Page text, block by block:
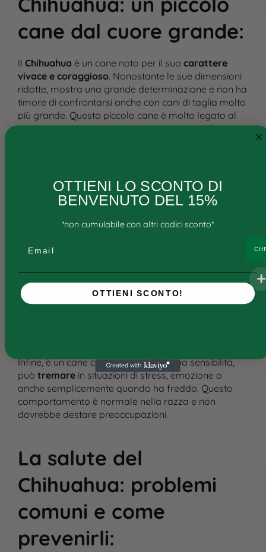
Cane
Gatto
Ricette personalizzate
FAQs
Chi siamo
cane dal cuore grande:
Il Chihuahua è un cane noto per il suo carattere
vivace e coraggioso. Nonostante le sue dimensioni
ridotte, mostra una grande determinazione e non ha
timore di confrontarsi anche con cani di taglia molto
più grande. Questo piccolo cane è molto legato al
suo padrone e tende a creare un rapporto di
presenza di estranei con il suo abbaiare deciso​.
Il Chihuahua ha unapersonalità affettuosae
desidera trascorrere molto tempo in compagnia del
suo proprietario. Tuttavia, può essere un po’
diffidente verso gli estranei, un tratto che lo rende
facilmente alla convivenza con altri animali,
soprattutto se cresciuto insieme a loro fin dalla
tenera età.
Infine, è un cane che, a causa della sua sensibilità,
può tremarein situazioni di stress, emozione o
anche semplicemente quando ha freddo. Questo
comportamento è normale nella razza e non
dovrebbe destare preoccupazioni.
La salute del
Chihuahua: problemi
comuni e come
prevenirli:
OTTIENI LO SCONTO DI
BENVENUTO DEL 15%
*non cumulabile con altri codici sconto*
OTTIENI SCONTO!